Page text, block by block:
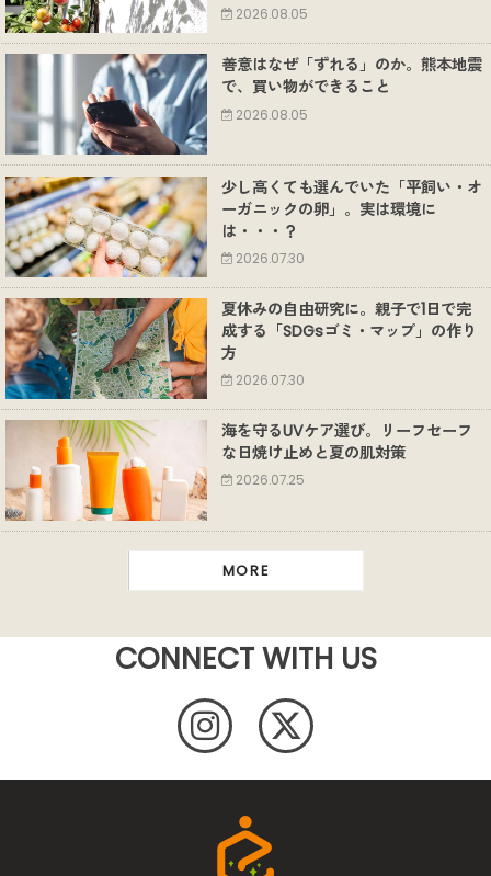
2026.08.05
善意はなぜ「ずれる」のか。熊本地震
で、買い物ができること
2026.08.05
少し高くても選んでいた「平飼い・オ
ーガニックの卵」。実は環境に
は・・・？
2026.07.30
夏休みの自由研究に。親子で1日で完
成する「SDGsゴミ・マップ」の作り
方
2026.07.30
海を守るUVケア選び。リーフセーフ
な日焼け止めと夏の肌対策
2026.07.25
MORE
CONNECT WITH US